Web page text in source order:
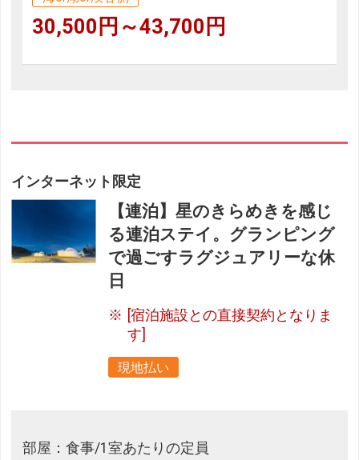
30,500円～43,700円
インターネット限定
【連泊】星のきらめきを感じ
る連泊ステイ。グランピング
で過ごすラグジュアリーな休
日
[宿泊施設との直接契約となりま
す]
現地払い
部屋：食事/1室あたりの定員